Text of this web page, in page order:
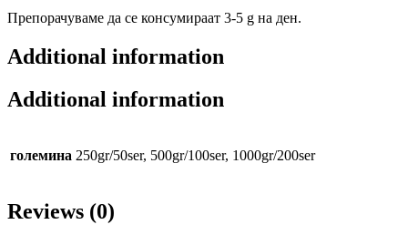
Препорачуваме да се консумираат 3-5 g на ден.
Additional information
Additional information
големина 250gr/50ser, 500gr/100ser, 1000gr/200ser
Reviews (0)